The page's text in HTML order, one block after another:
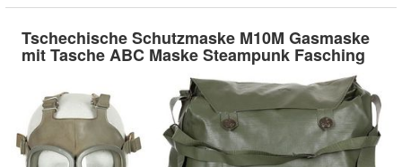
Tschechische Schutzmaske M10M Gasmaske
mit Tasche ABC Maske Steampunk Fasching